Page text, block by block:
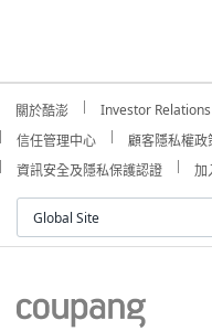
關於酷澎 Investor Relations
信任管理中心
顧客隱私權政
資訊安全及隱私保護認證
加
Global Site